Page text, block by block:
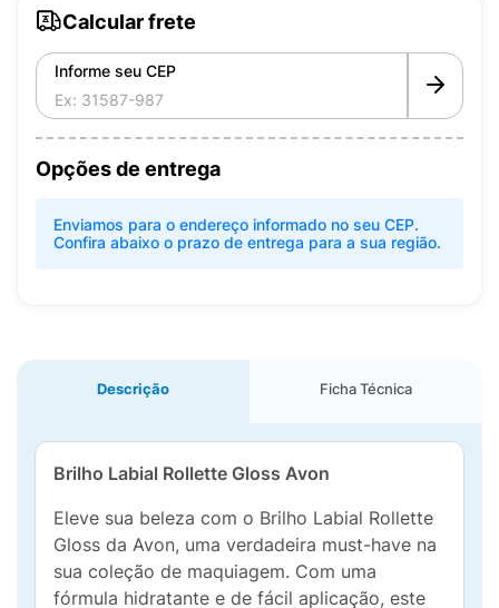
Calcular frete
Informe seu CEP
Opções de entrega
Enviamos para o endereço informado no seu CEP.
Confira abaixo o prazo de entrega para a sua região.
Descrição Ficha Técnica
Brilho Labial Rollette Gloss Avon
Eleve sua beleza com o Brilho Labial Rollette
Gloss da Avon, uma verdadeira must-have na
sua coleção de maquiagem. Com uma
fórmula hidratante e de fácil aplicação, este